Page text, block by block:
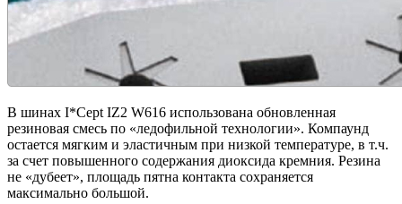
В шинах I*Cept IZ2 W616 использована обновленная
резиновая смесь по «ледофильной технологии». Компаунд
остается мягким и эластичным при низкой температуре, в т.ч.
за счет повышенного содержания диоксида кремния. Резина
не «дубеет», площадь пятна контакта сохраняется
максимально большой.